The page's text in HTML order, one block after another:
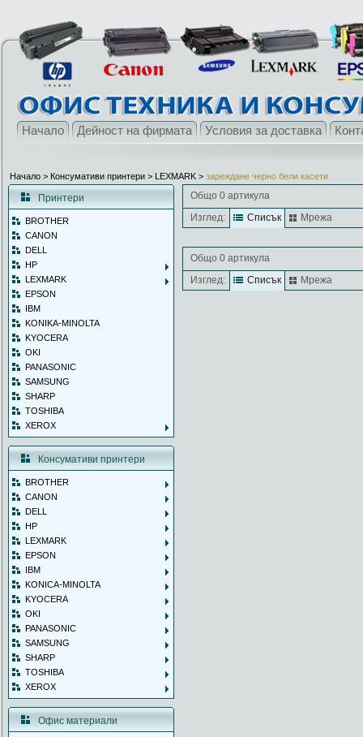
Начало Дейност на фирмата Условия за доставка
Начало > Консумативи принтери > LEXMARK > зареждане черно бели касети
Принтери
BROTHER
CANON
DELL
HP
LEXMARK
EPSON
IBM
KONIKA-MINOLTA
KYOCERA
OKI
PANASONIC
SAMSUNG
SHARP
TOSHIBA
XEROX
Консумативи принтери
BROTHER
CANON
DELL
HP
LEXMARK
EPSON
IBM
KONICA-MINOLTA
KYOCERA
OKI
PANASONIC
SAMSUNG
SHARP
TOSHIBA
XEROX
Офис материали
Общо 0 артикула
Изглед:
Списък Мрежа
Общо 0 артикула
Изглед:
Списък Мрежа